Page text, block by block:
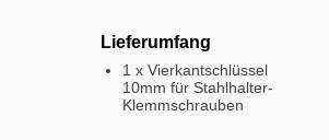
Lieferumfang
1 x Vierkantschlüssel
10mm für Stahlhalter-
Klemmschrauben